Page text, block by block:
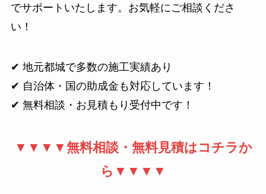
でサポートいたします。お気軽にご相談くださ
い！
✔ 地元都城で多数の施工実績あり
✔ 自治体・国の助成金も対応しています！
✔ 無料相談・お見積もり受付中です！
▼▼▼▼無料相談・無料見積はコチラか
ら▼▼▼▼